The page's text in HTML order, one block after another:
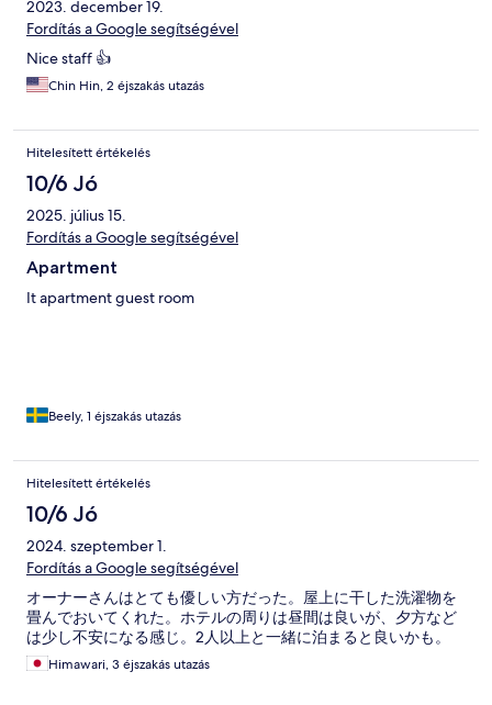
2023. december 19.
Fordítás a Google segítségével
Nice staff 👍
Chin Hin, 2 éjszakás utazás
Hitelesített értékelés
10/6 Jó
2025. július 15.
Fordítás a Google segítségével
Apartment
It apartment guest room
Beely, 1 éjszakás utazás
Hitelesített értékelés
10/6 Jó
2024. szeptember 1.
Fordítás a Google segítségével
オーナーさんはとても優しい方だった。屋上に干した洗濯物を
畳んでおいてくれた。ホテルの周りは昼間は良いが、夕方など
は少し不安になる感じ。2人以上と一緒に泊まると良いかも。
Himawari, 3 éjszakás utazás